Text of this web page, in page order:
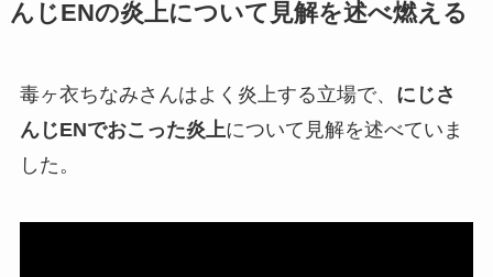
んじENの炎上について見解を述べ燃える
毒ヶ衣ちなみさんはよく炎上する立場で、 にじさ
んじENでおこった炎上について見解を述べていま
した。